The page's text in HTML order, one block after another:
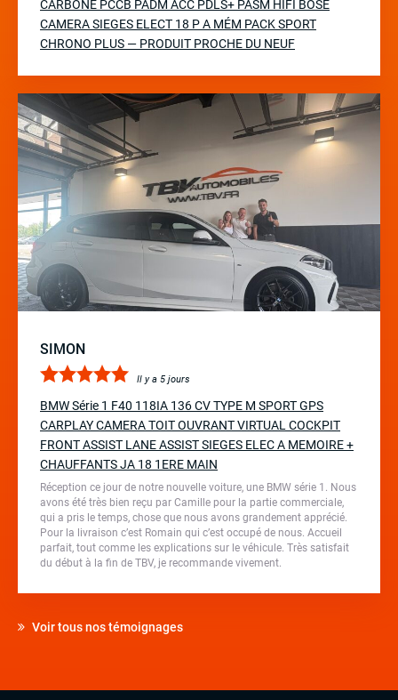
CARBONE PCCB PADM ACC PDLS+ PASM HIFI BOSE
CAMERA SIEGES ELECT 18 P A MÉM PACK SPORT
CHRONO PLUS — PRODUIT PROCHE DU NEUF
SIMON
Il y a 5 jours
BMW Série 1 F40 118IA 136 CV TYPE M SPORT GPS
CARPLAY CAMERA TOIT OUVRANT VIRTUAL COCKPIT
FRONT ASSIST LANE ASSIST SIEGES ELEC A MEMOIRE +
CHAUFFANTS JA 18 1ERE MAIN
Réception ce jour de notre nouvelle voiture, une BMW série 1. Nous
avons été très bien reçu par Camille pour la partie commerciale,
qui a pris le temps, chose que nous avons grandement apprécié.
Pour la livraison c’est Romain qui c’est occupé de nous. Accueil
parfait, tout comme les explications sur le véhicule. Très satisfait
du début à la fin de TBV, je recommande vivement.
Voir tous nos témoignages